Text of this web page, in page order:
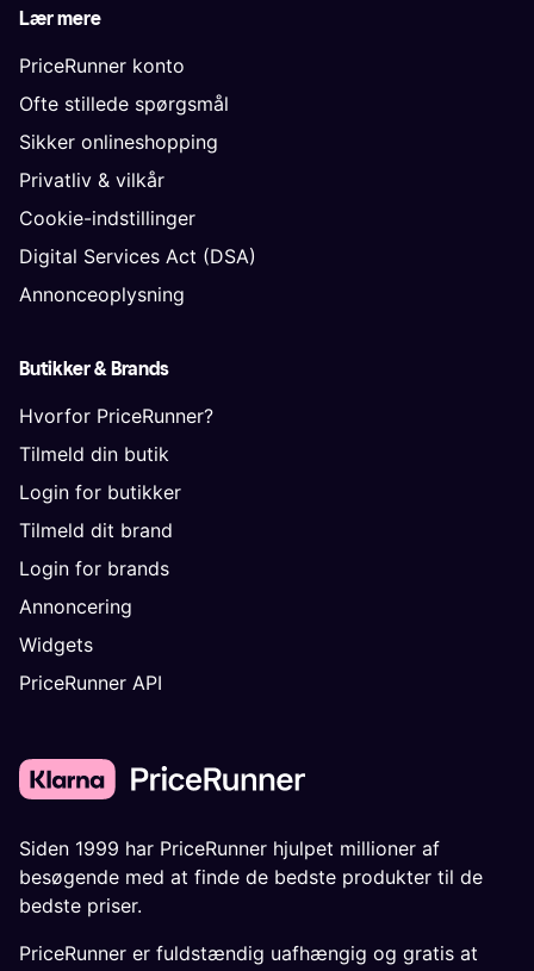
Lær mere
PriceRunner konto
Ofte stillede spørgsmål
Sikker onlineshopping
Privatliv & vilkår
Cookie-indstillinger
Digital Services Act (DSA)
Annonceoplysning
Butikker & Brands
Hvorfor PriceRunner?
Tilmeld din butik
Login for butikker
Tilmeld dit brand
Login for brands
Annoncering
Widgets
PriceRunner API
Siden 1999 har PriceRunner hjulpet millioner af
besøgende med at finde de bedste produkter til de
bedste priser.
PriceRunner er fuldstændig uafhængig og gratis at